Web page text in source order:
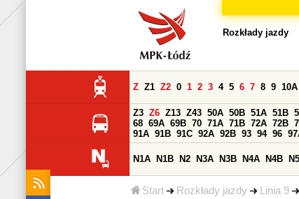
Start Rozkłady jazdy Linia 9
Rozkłady jazdy
Z Z1 Z2 0 1 2 3 4 5 6 7 8 9 10A
Z3 Z6 Z13 Z43 50A 50B 51A 51B
68 69A 69B 70 71A 71B 72A 72B
91A 91B 91C 92A 92B 93 94 96
N1A N1B N2 N3A N3B N4A N4B